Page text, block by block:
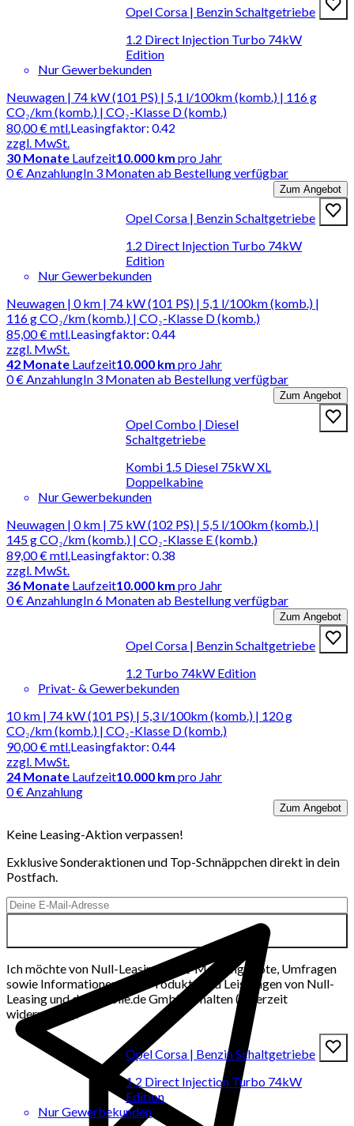
Opel Corsa | Benzin Schaltgetriebe
1.2 Direct Injection Turbo 74kW
Edition
Nur Gewerbekunden
Neuwagen | 74 kW (101 PS) | 5,1 l/100km (komb.) | 116 g
CO₂/km (komb.) | CO₂-Klasse D (komb.)
80,00 €mtl.
zzgl. MwSt.
Leasingfaktor: 0.42
30 Monate Laufzeit10.000 km pro Jahr
0 € AnzahlungIn 3 Monaten ab Bestellung verfügbar
Zum Angebot
Opel Corsa | Benzin Schaltgetriebe
1.2 Direct Injection Turbo 74kW
Edition
Nur Gewerbekunden
Neuwagen | 0 km | 74 kW (101 PS) | 5,1 l/100km (komb.) |
116 g CO₂/km (komb.) | CO₂-Klasse D (komb.)
85,00 €mtl.
zzgl. MwSt.
Leasingfaktor: 0.44
42 Monate Laufzeit10.000 km pro Jahr
0 € AnzahlungIn 3 Monaten ab Bestellung verfügbar
Zum Angebot
Opel Combo | Diesel
Schaltgetriebe
Kombi 1.5 Diesel 75kW XL
Doppelkabine
Nur Gewerbekunden
Neuwagen | 0 km | 75 kW (102 PS) | 5,5 l/100km (komb.) |
145 g CO₂/km (komb.) | CO₂-Klasse E (komb.)
89,00 €mtl.
zzgl. MwSt.
Leasingfaktor: 0.38
36 Monate Laufzeit10.000 km pro Jahr
0 € AnzahlungIn 6 Monaten ab Bestellung verfügbar
Zum Angebot
Opel Corsa | Benzin Schaltgetriebe
1.2 Turbo 74kW Edition
Privat- & Gewerbekunden
10 km | 74 kW (101 PS) | 5,3 l/100km (komb.) | 120 g
CO₂/km (komb.) | CO₂-Klasse D (komb.)
90,00 €mtl.
zzgl. MwSt.
Leasingfaktor: 0.44
24 Monate Laufzeit10.000 km pro Jahr
0 € Anzahlung
Zum Angebot
Keine Leasing-Aktion verpassen!
Exklusive Sonderaktionen und Top-Schnäppchen direkt in dein
Postfach.
Ich möchte von Null-Leasing per E-Mail Angebote, Umfragen
sowie Informationen über Produkte und Leistungen von Null-
Leasing und der mobile.de GmbH erhalten (jederzeit
widerrufbar).
Opel Corsa | Benzin Schaltgetriebe
1.2 Direct Injection Turbo 74kW
Edition
Nur Gewerbekunden